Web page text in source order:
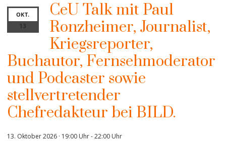
OKT.
13
CeU Talk mit Paul
Ronzheimer, Journalist,
Kriegsreporter,
Buchautor, Fernsehmoderator
und Podcaster sowie
stellvertretender
Chefredakteur bei BILD.
13. Oktober 2026 · 19:00 Uhr-22:00 Uhr